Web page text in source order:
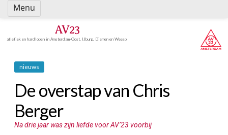
Spring
naar
AV23
atletiek en hardlopen in Amsterdam-Oost, IJburg, Diemen en Weesp
nieuws
De overstap van Chris
Berger
Na drie jaar was zijn liefde voor AV’23 voorbij
Menu